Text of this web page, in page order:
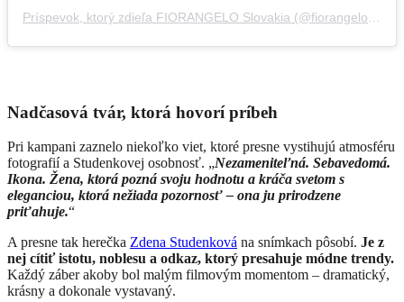
Nadčasová tvár, ktorá hovorí príbeh
Pri kampani zaznelo niekoľko viet, ktoré presne vystihujú atmosféru
fotografií a Studenkovej osobnosť. „Nezameniteľná. Sebavedomá.
Ikona. Žena, ktorá pozná svoju hodnotu a kráča svetom s
eleganciou, ktorá nežiada pozornosť – ona ju prirodzene
priťahuje.“
A presne tak herečka Zdena Studenková na snímkach pôsobí. Je z
nej cítiť istotu, noblesu a odkaz, ktorý presahuje módne trendy.
Každý záber akoby bol malým filmovým momentom – dramatický,
krásny a dokonale vystavaný.